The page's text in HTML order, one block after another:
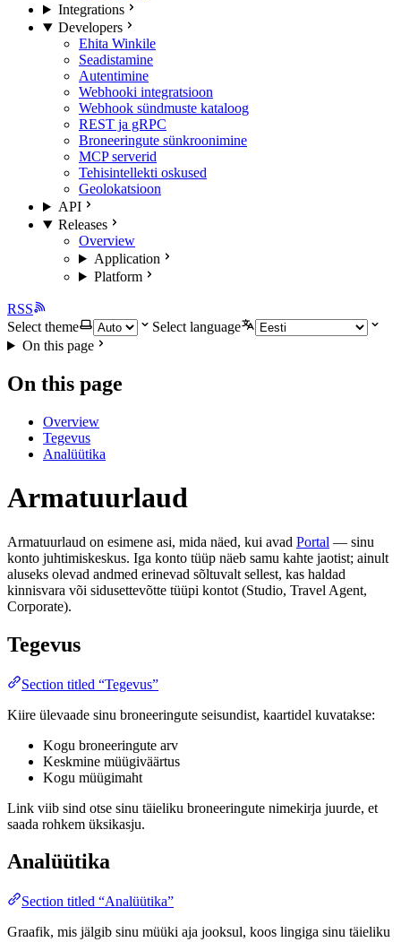
Integrations
Developers
Ehita Winkile
Seadistamine
Autentimine
Webhooki integratsioon
Webhook sündmuste kataloog
REST ja gRPC
Broneeringute sünkroonimine
MCP serverid
Tehisintellekti oskused
Geolokatsioon
API
Releases
Overview
Application
Platform
RSS
Select theme
Select language
On this page
On this page
Overview
Tegevus
Analüütika
Armatuurlaud
Armatuurlaud on esimene asi, mida näed, kui avad Portal — sinu
konto juhtimiskeskus. Iga konto tüüp näeb samu kahte jaotist; ainult
aluseks olevad andmed erinevad sõltuvalt sellest, kas haldad
kinnisvara või sidusettevõtte tüüpi kontot (Studio, Travel Agent,
Corporate).
Tegevus
Section titled “Tegevus”
Kiire ülevaade sinu broneeringute seisundist, kaartidel kuvatakse:
Kogu broneeringute arv
Keskmine müügiväärtus
Kogu müügimaht
Link viib sind otse sinu täieliku broneeringute nimekirja juurde, et
saada rohkem üksikasju.
Analüütika
Section titled “Analüütika”
Graafik, mis jälgib sinu müüki aja jooksul, koos lingiga sinu täieliku